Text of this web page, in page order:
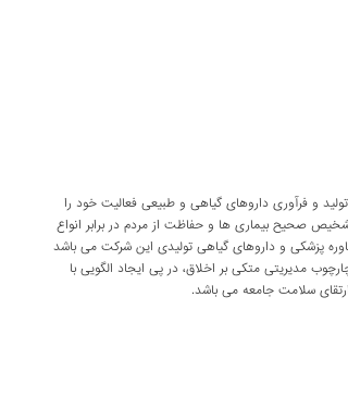
پارسی طب از سال ۱۳۹۱ با هدف تولید و فرآوری داروهای گیاهی و طبیعی فعالیت خود را
صحیح بیماری ها و حفاظت از مردم در برابر انواع
پزشکی و داروهای گیاهی تولیدی این شرکت می باشد
مدیریتی متکی بر اخلاق، در پی ایجاد الگویی با
سلامت جامعه می باشد.